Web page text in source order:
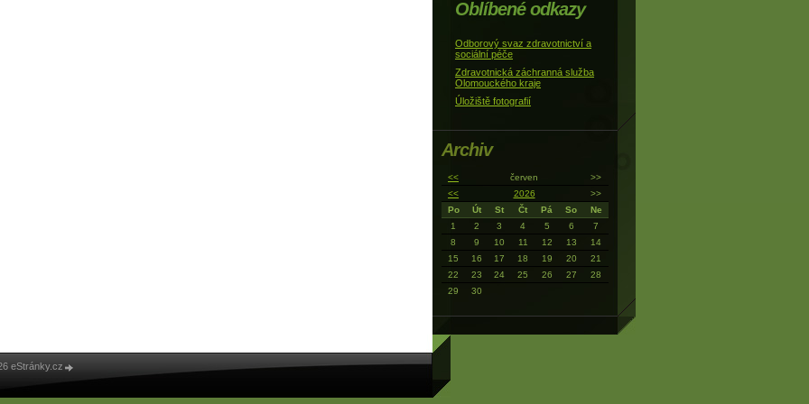
Oblíbené odkazy
Odborový svaz zdravotnictví a
sociální péče
Zdravotnická záchranná služba
Olomouckého kraje
Úložiště fotografií
Archiv
<< červen
>>
<<
2026
>>
Po
Út St Čt Pá So
Ne
1
2 3 4 5 6
7
8
9 10 11 12 13
14
15
16 17 18 19 20
21
22
23 24 25 26 27
28
29
30
eStránky.cz